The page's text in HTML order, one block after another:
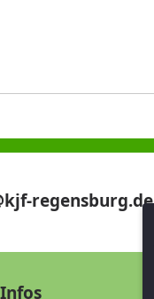
regensburg.de